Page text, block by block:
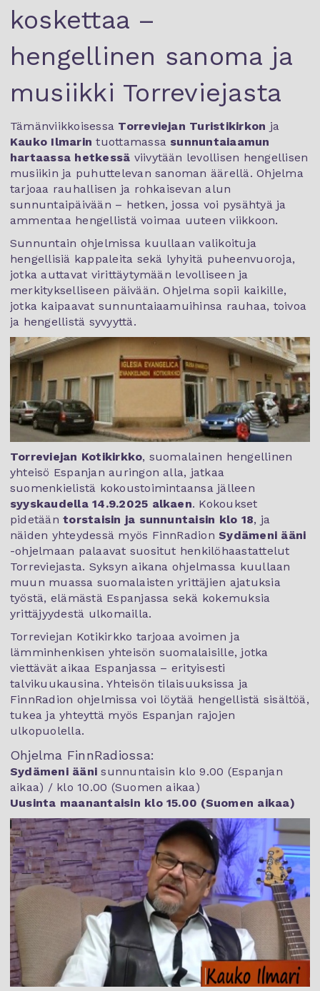
koskettaa –
hengellinen sanoma ja
musiikki Torreviejasta
Tämänviikkoisessa Torreviejan Turistikirkon ja
Kauko Ilmarin tuottamassa sunnuntaiaamun
hartaassa hetkessä viivytään levollisen hengellisen
musiikin ja puhuttelevan sanoman äärellä. Ohjelma
tarjoaa rauhallisen ja rohkaisevan alun
sunnuntaipäivään – hetken, jossa voi pysähtyä ja
ammentaa hengellistä voimaa uuteen viikkoon.
Sunnuntain ohjelmissa kuullaan valikoituja
hengellisiä kappaleita sekä lyhyitä puheenvuoroja,
jotka auttavat virittäytymään levolliseen ja
merkitykselliseen päivään. Ohjelma sopii kaikille,
jotka kaipaavat sunnuntaiaamuihinsa rauhaa, toivoa
ja hengellistä syvyyttä.
Torreviejan Kotikirkko, suomalainen hengellinen
yhteisö Espanjan auringon alla, jatkaa
suomenkielistä kokoustoimintaansa jälleen
syyskaudella 14.9.2025 alkaen. Kokoukset
pidetääntorstaisin ja sunnuntaisin klo 18, ja
näiden yhteydessä myös FinnRadionSydämeni ääni
-ohjelmaan palaavat suositut henkilöhaastattelut
Torreviejasta. Syksyn aikana ohjelmassa kuullaan
muun muassa suomalaisten yrittäjien ajatuksia
työstä, elämästä Espanjassa sekä kokemuksia
yrittäjyydestä ulkomailla.
Torreviejan Kotikirkko tarjoaa avoimen ja
lämminhenkisen yhteisön suomalaisille, jotka
viettävät aikaa Espanjassa – erityisesti
talvikuukausina. Yhteisön tilaisuuksissa ja
FinnRadion ohjelmissa voi löytää hengellistä sisältöä,
tukea ja yhteyttä myös Espanjan rajojen
ulkopuolella.
Ohjelma FinnRadiossa:
Sydämeni ääni sunnuntaisin klo 9.00 (Espanjan
aikaa) / klo 10.00 (Suomen aikaa)
Uusinta maanantaisin klo 15.00 (Suomen aikaa)